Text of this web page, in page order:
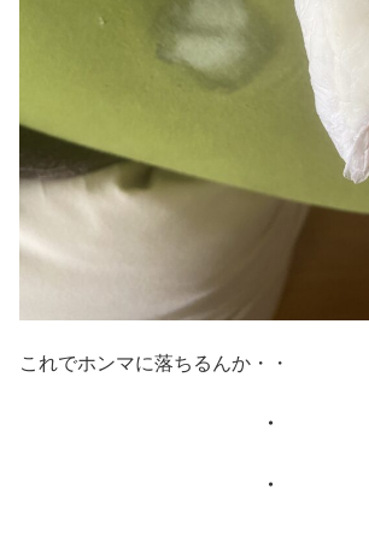
これでホンマに落ちるんか・・
・
・